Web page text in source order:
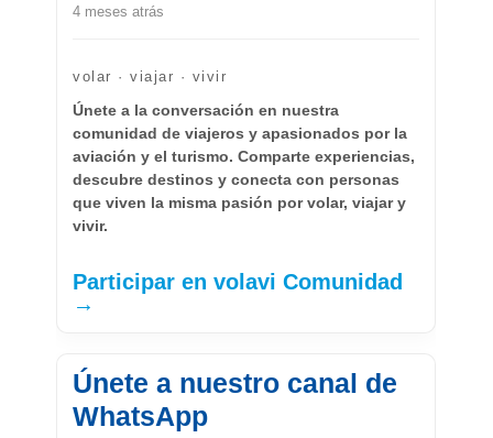
4 meses atrás
volar · viajar · vivir
Únete a la conversación en nuestra
comunidad de viajeros y apasionados por la
aviación y el turismo. Comparte experiencias,
descubre destinos y conecta con personas
que viven la misma pasión por volar, viajar y
vivir.
Participar en volavi Comunidad
→
Únete a nuestro canal de
WhatsApp